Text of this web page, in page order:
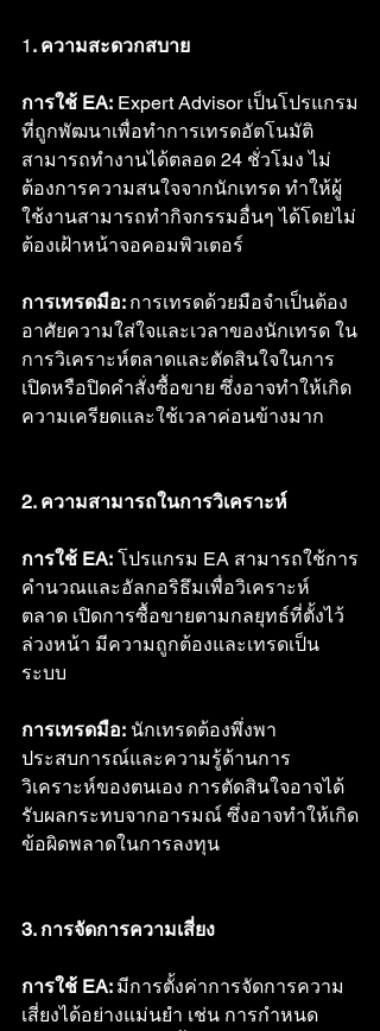
1 . ความสะดวกสบาย
การใช้ EA: Expert Advisor เป็นโปรแกรม
ที่ถูกพัฒนาเพื่อทำการเทรดอัตโนมัติ
สามารถทำงานได้ตลอด 24 ชั่วโมง ไม่
ต้องการความสนใจจากนักเทรด ทำให้ผู้
ใช้งานสามารถทำกิจกรรมอื่นๆ ได้โดยไม่
ต้องเฝ้าหน้าจอคอมพิวเตอร์
การเทรดมือ: การเทรดด้วยมือจำเป็นต้อง
อาศัยความใส่ใจและเวลาของนักเทรด ใน
การวิเคราะห์ตลาดและตัดสินใจในการ
เปิดหรือปิดคำสั่งซื้อขาย ซึ่งอาจทำให้เกิด
ความเครียดและใช้เวลาค่อนข้างมาก
2. ความสามารถในการวิเคราะห์
การใช้ EA: โปรแกรม EA สามารถใช้การ
คำนวณและอัลกอริธึมเพื่อวิเคราะห์
ตลาด เปิดการซื้อขายตามกลยุทธ์ที่ตั้งไว้
ล่วงหน้า มีความถูกต้องและเทรดเป็น
ระบบ
การเทรดมือ: นักเทรดต้องพึ่งพา
ประสบการณ์และความรู้ด้านการ
วิเคราะห์ของตนเอง การตัดสินใจอาจได้
รับผลกระทบจากอารมณ์ ซึ่งอาจทำให้เกิด
ข้อผิดพลาดในการลงทุน
3. การจัดการความเสี่ยง
การใช้ EA: มีการตั้งค่าการจัดการความ
เสี่ยงได้อย่างแม่นยำ เช่น การกำหนด